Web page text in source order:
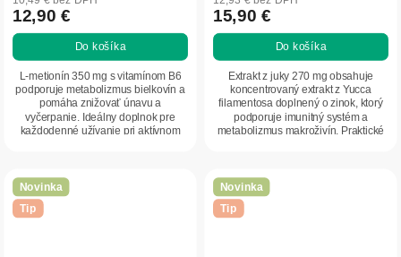
12,90 €
Do košíka
L-metionín 350 mg s vitamínom B6
podporuje metabolizmus bielkovín a
pomáha znižovať únavu a
vyčerpanie. Ideálny doplnok pre
každodenné užívanie pri aktívnom
15,90 €
Do košíka
Extrakt z juky 270 mg obsahuje
koncentrovaný extrakt z Yucca
filamentosa doplnený o zinok, ktorý
podporuje imunitný systém a
metabolizmus makroživín. Praktické
Novinka
Tip
Novinka
Tip